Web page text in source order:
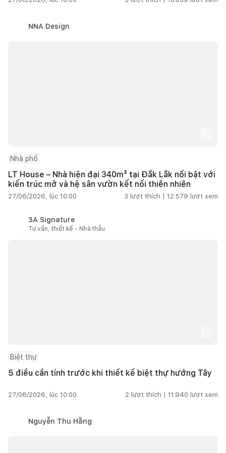
NNA Design
Nhà phố
LT House – Nhà hiện đại 340m² tại Đắk Lắk nổi bật với
kiến trúc mở và hệ sân vườn kết nối thiên nhiên
27/06/2026, lúc 10:00 3 lượt thích | 12.579 lượt xem
3A Signature
Tư vấn, thiết kế - Nhà thầu
Biệt thự
5 điều cần tính trước khi thiết kế biệt thự hướng Tây
27/06/2026, lúc 10:00 2 lượt thích | 11.940 lượt xem
Nguyễn Thu Hằng